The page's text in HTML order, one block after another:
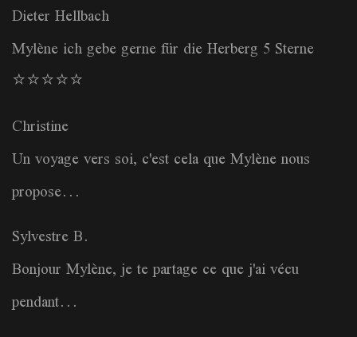
Dieter Hellbach
Mylène ich gebe gerne für die Herberg 5 Sterne
⭐️⭐️⭐️⭐️⭐️
Christine
Un voyage vers soi, c'est cela que Mylène nous
propose...
Sylvestre B.
Bonjour Mylène, je te partage ce que j'ai vécu
pendant...